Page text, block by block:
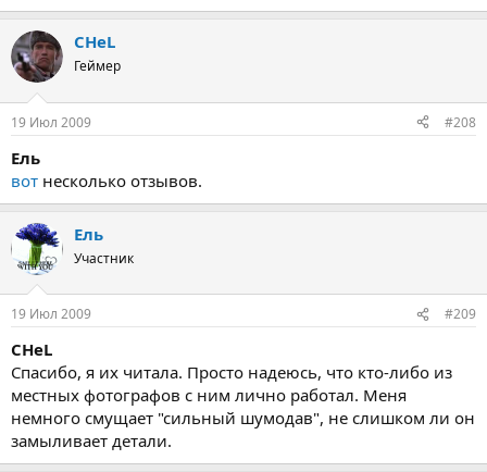
CHeL
Геймер
19 Июл 2009 #208
Ель
вот несколько отзывов.
Ель
Участник
19 Июл 2009 #209
CHeL
Спасибо, я их читала. Просто надеюсь, что кто-либо из
местных фотографов с ним лично работал. Меня
немного смущает "сильный шумодав", не слишком ли он
замыливает детали.